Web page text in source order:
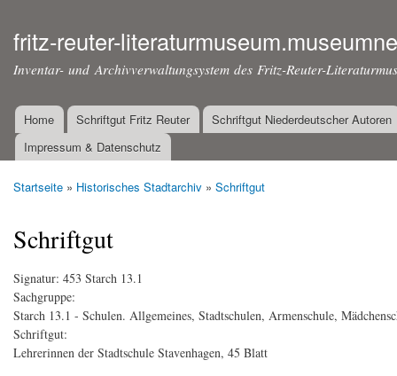
fritz-reuter-
Inventar- und Archivverwaltungsystem des Fritz-Reuter-
Hauptmenü
Home Schriftgut Fritz Reuter
Schriftgut Niederdeutscher Autoren
Impressum & Datenschutz
Startseite » Historisches Stadtarchiv » Schriftgut
Schriftgut
Signatur: 453 Starch 13.1
Sachgruppe:
Starch 13.1 - Schulen. Allgemeines, Stadtschulen, Armenschule,
Schriftgut:
Lehrerinnen der Stadtschule Stavenhagen, 45 Blatt